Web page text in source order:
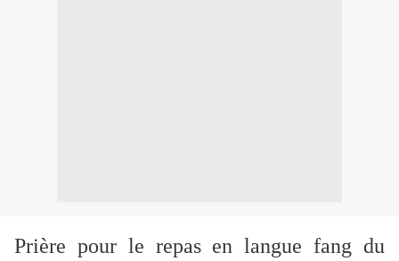
Prière pour le repas en langue fang du